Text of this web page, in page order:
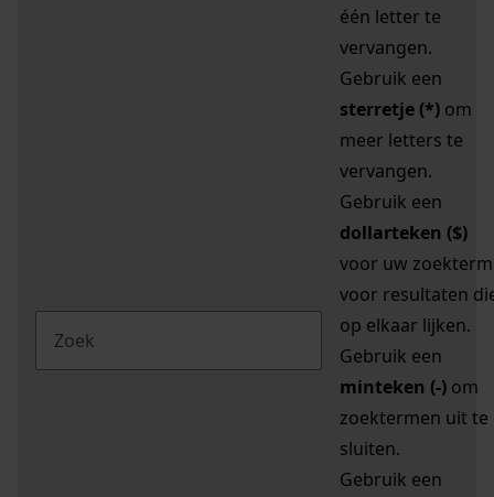
één letter te
vervangen.
Gebruik een
sterretje (*) om
meer letters te
vervangen.
Gebruik een
dollarteken ($)
voor uw zoekterm
voor resultaten
op elkaar lijken.
Gebruik een
minteken (-) om
zoektermen uit te
sluiten.
Gebruik een